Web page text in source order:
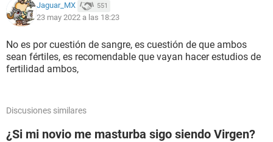
Jaguar_MX 551
23 may 2022 a las 18:23
No es por cuestión de sangre, es cuestión de que ambos
sean fértiles, es recomendable que vayan hacer estudios de
fertilidad ambos,
Discusiones similares
¿Si mi novio me masturba sigo siendo Virgen?